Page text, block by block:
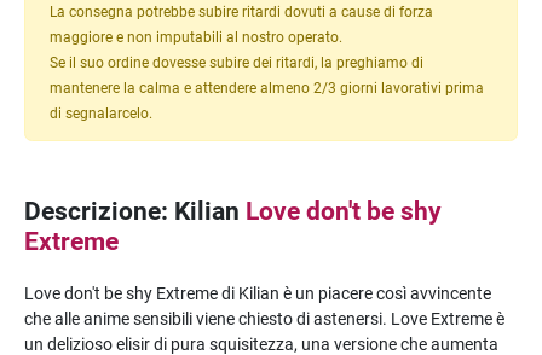
La consegna potrebbe subire ritardi dovuti a cause di forza
maggiore e non imputabili al nostro operato.
Se il suo ordine dovesse subire dei ritardi, la preghiamo di
mantenere la calma e attendere almeno 2/3 giorni lavorativi prima
di segnalarcelo.
Descrizione: Kilian Love don't be shy
Extreme
Love don't be shy Extreme di Kilian è un piacere così avvincente
che alle anime sensibili viene chiesto di astenersi. Love Extreme è
un delizioso elisir di pura squisitezza, una versione che aumenta